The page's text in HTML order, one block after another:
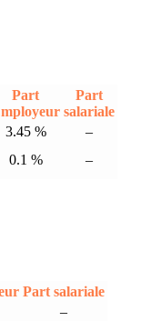
Part
Part
salariale
3.45 %
–
0.1 % –
Part salariale
–